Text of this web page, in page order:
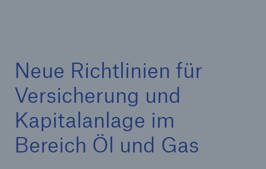
Neue Richtlinien für
Versicherung und
Kapitalanlage im
Bereich Öl und Gas